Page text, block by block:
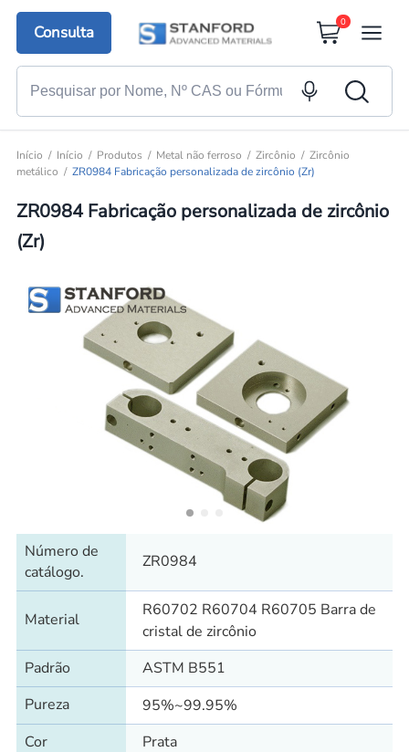
Consulta
0
Início Início Produtos Metal não ferroso Zircônio
Zircônio
metálico
ZR0984 Fabricação personalizada de zircônio (Zr)
ZR0984 Fabricação personalizada de zircônio
(Zr)
Número de
catálogo.
ZR0984
Material
R60702 R60704 R60705 Barra de
cristal de zircônio
Padrão
ASTM B551
Pureza
95%~99.95%
Cor
Prata